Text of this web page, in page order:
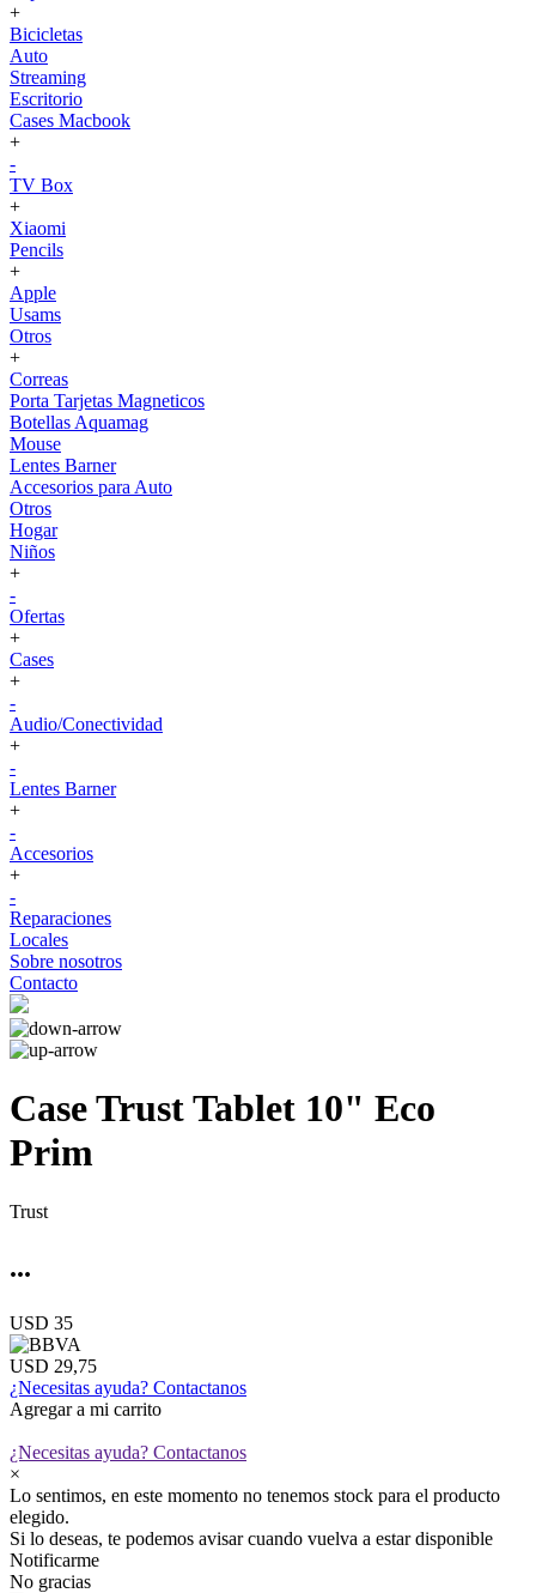
+
Bicicletas
Auto
Streaming
Escritorio
Cases Macbook
+
-
TV Box
+
Xiaomi
Pencils
+
Apple
Usams
Otros
+
Correas
Porta Tarjetas Magneticos
Botellas Aquamag
Mouse
Lentes Barner
Accesorios para Auto
Otros
Hogar
Niños
+
-
Ofertas
+
Cases
+
-
Audio/Conectividad
+
-
Lentes Barner
+
-
Accesorios
+
-
Reparaciones
Locales
Sobre nosotros
Contacto
Case Trust Tablet 10" Eco
Prim
Trust
...
USD 35
USD 29,75
¿Necesitas ayuda? Contactanos
Agregar a mi carrito
¿Necesitas ayuda? Contactanos
×
Lo sentimos, en este momento no tenemos stock para el producto
elegido.
Si lo deseas, te podemos avisar cuando vuelva a estar disponible
Notificarme
No gracias